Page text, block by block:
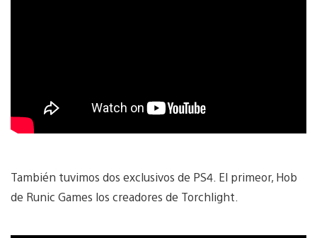
También tuvimos dos exclusivos de PS4. El primeor, Hob
de Runic Games los creadores de Torchlight.